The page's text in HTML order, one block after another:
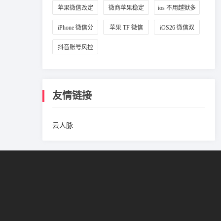
定位设置 改城市 拟定位
苹果微信改定
位教程
微商苹果稳定
微信多开
ios 不用越狱多
开微信
iPhone 微信分
身方法
苹果 TF 微信 iOS26 微信双
抖音账号风控
友情链接
云人脉